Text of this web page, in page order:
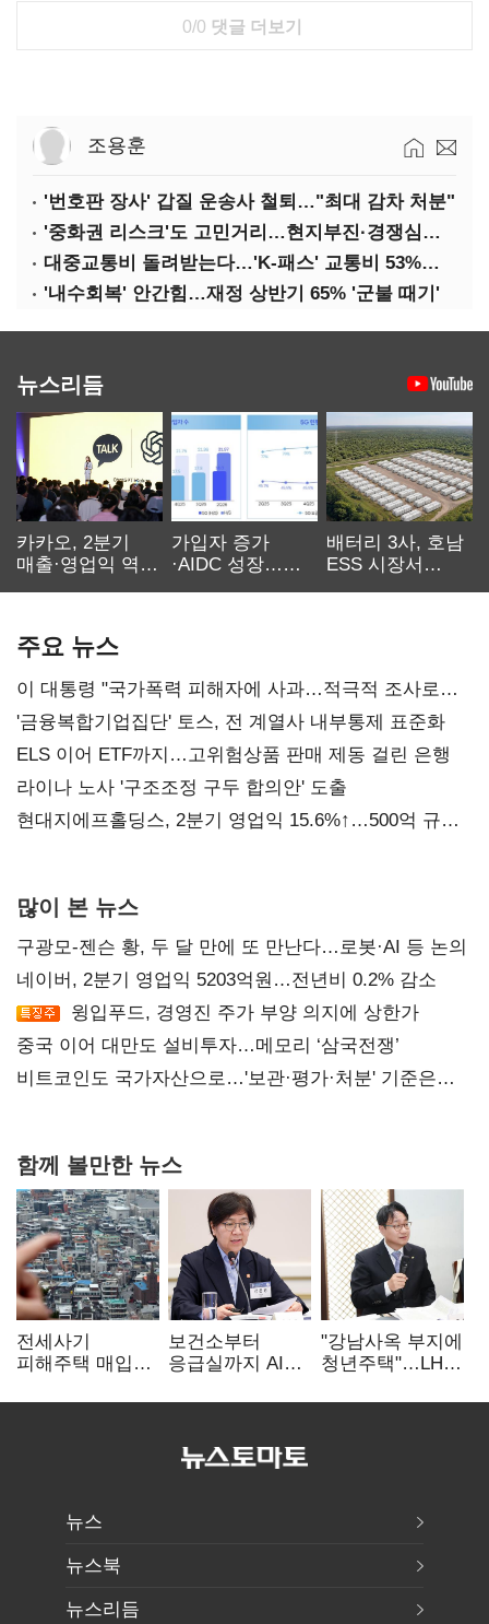
0/0 댓글 더보기
조용훈
'번호판 장사' 갑질 운송사 철퇴…"최대 감차 처분"
'중화권 리스크'도 고민거리…현지부진·경쟁심화·양안냉각
대중교통비 돌려받는다…'K-패스' 교통비 53%까지 환급
'내수회복' 안간힘…재정 상반기 65% '군불 때기'
뉴스리듬
카카오, 2분기
매출·영업익 역대
가입자 증가
·AIDC 성장…
배터리 3사, 호남
ESS 시장서
주요 뉴스
이 대통령 "국가폭력 피해자에 사과…적극적 조사로
진실 밝혀야"
'금융복합기업집단' 토스, 전 계열사 내부통제 표준화
ELS 이어 ETF까지…고위험상품 판매 제동 걸린 은행
라이나 노사 '구조조정 구두 합의안' 도출
현대지에프홀딩스, 2분기 영업익 15.6%↑…500억 규모
많이 본 뉴스
구광모-젠슨 황, 두 달 만에 또 만난다…로봇·AI 등 논의
네이버, 2분기 영업익 5203억원…전년비 0.2% 감소
윙입푸드, 경영진 주가 부양 의지에 상한가
중국 이어 대만도 설비투자…메모리 ‘삼국전쟁’
비트코인도 국가자산으로…'보관·평가·처분' 기준은
함께 볼만한 뉴스
전세사기
피해주택 매입
누적 피해자
보건소부터
응급실까지 AI
혁신 본격화
"강남사옥 부지에
청년주택"…LH도
뉴스
뉴스북
뉴스리듬